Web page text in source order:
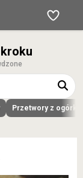
Przetwory z